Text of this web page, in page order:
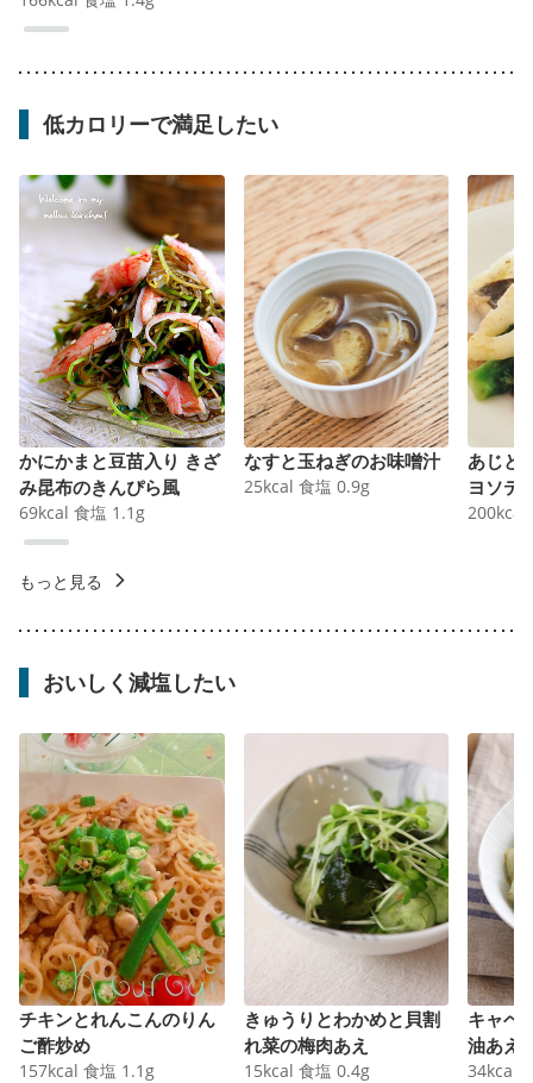
低カロリーで満足したい
かにかまと豆苗入り きざ
み昆布のきんぴら風
69kcal 食塩 1.1 g
なすと玉ねぎのお味噌汁
25kcal 食塩 0.9g
あじと
ヨソテ
200kcal
もっと見る
おいしく減塩したい
チキンとれんこんのりん
ご酢炒め
157kcal 食塩 1.1 g
きゅうりとわかめと貝割
れ菜の梅肉あえ
15kcal 食塩 0.4g
キャベ
油あえ
34kcal